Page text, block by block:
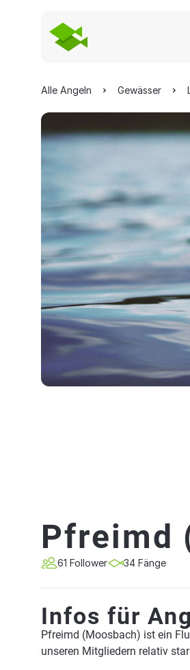
Alle Angeln Gewässer
Pfreimd
61 Follower 34 Fänge
Infos für
Pfreimd (Moosbach) ist ein
unseren Mitgliedern relativ